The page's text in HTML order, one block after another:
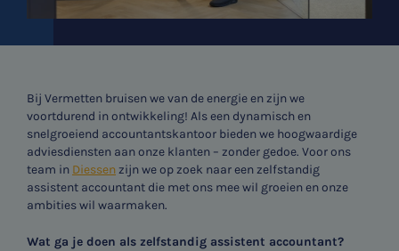
Bij Vermetten bruisen we van de energie en zijn we
voortdurend in ontwikkeling! Als een dynamisch en
snelgroeiend accountantskantoor bieden we hoogwaardige
adviesdiensten aan onze klanten – zonder gedoe. Voor ons
team in Diessenzijn we op zoek naar een zelfstandig
assistent accountant die met ons mee wil groeien en onze
ambities wil waarmaken.
Wat ga je doen als zelfstandig assistent accountant?